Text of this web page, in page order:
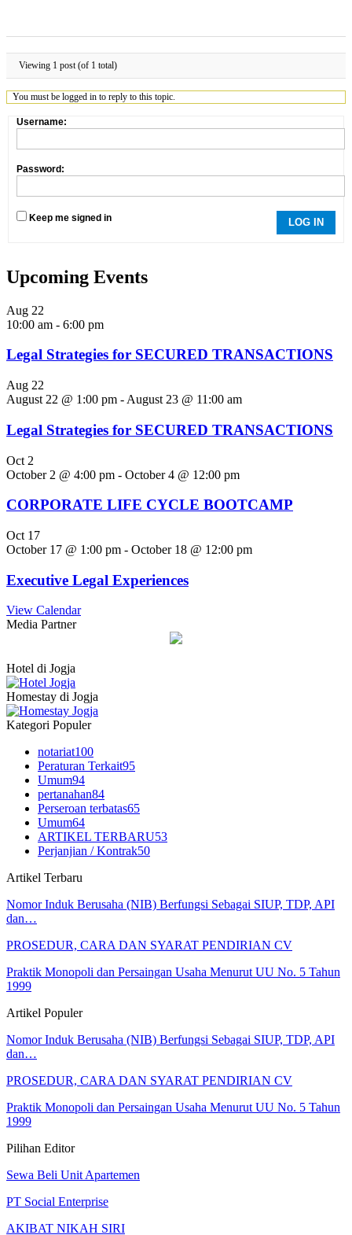
Viewing 1 post (of 1 total)
You must be logged in to reply to this topic.
Username:
Password:
Keep me signed in LOG IN
Upcoming Events
Aug 22
10:00 am - 6:00 pm
Legal Strategies for SECURED TRANSACTIONS
Aug 22
August 22 @ 1:00 pm - August 23 @ 11:00 am
Legal Strategies for SECURED TRANSACTIONS
Oct 2
October 2 @ 4:00 pm - October 4 @ 12:00 pm
CORPORATE LIFE CYCLE BOOTCAMP
Oct 17
October 17 @ 1:00 pm - October 18 @ 12:00 pm
Executive Legal Experiences
View Calendar
Media Partner
Hotel di Jogja
Homestay di Jogja
Kategori Populer
notariat100
Peraturan Terkait95
Umum94
pertanahan84
Perseroan terbatas65
Umum64
ARTIKEL TERBARU53
Perjanjian / Kontrak50
Artikel Terbaru
Nomor Induk Berusaha (NIB) Berfungsi Sebagai SIUP, TDP, API
dan…
PROSEDUR, CARA DAN SYARAT PENDIRIAN CV
Praktik Monopoli dan Persaingan Usaha Menurut UU No. 5 Tahun
1999
Artikel Populer
Nomor Induk Berusaha (NIB) Berfungsi Sebagai SIUP, TDP, API
dan…
PROSEDUR, CARA DAN SYARAT PENDIRIAN CV
Praktik Monopoli dan Persaingan Usaha Menurut UU No. 5 Tahun
1999
Pilihan Editor
Sewa Beli Unit Apartemen
PT Social Enterprise
AKIBAT NIKAH SIRI